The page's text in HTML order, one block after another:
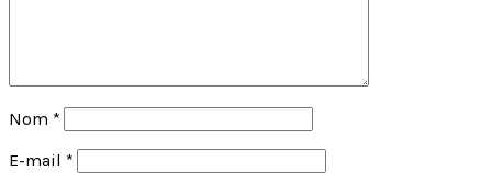
Nom *
E-mail *